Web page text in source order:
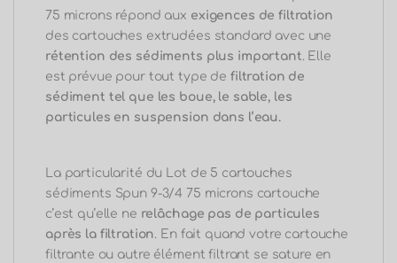
75 microns répond aux exigences de filtration
des cartouches extrudées standard avec une
rétention des sédiments plus important. Elle
est prévue pour tout type de filtration de
sédiment tel que les boue, le sable, les
particules en suspension dans l’eau.
La particularité du Lot de 5 cartouches
sédiments Spun 9-3/4 75 microns cartouche
c’est qu’elle ne relâchage pas de particules
après la filtration. En fait quand votre cartouche
filtrante ou autre élément filtrant se sature en